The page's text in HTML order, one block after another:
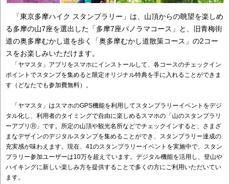
「東京多摩ハイク スタンプラリー」は、山頂からの眺望を楽しめ
る多摩の山7座を選出した「多摩7座パノラマコース」と、旧青梅街
道の奥多摩むかし道を歩く「奥多摩むかし道散策コース」の2コー
スをお楽しみいただけます。
「ヤマスタ」アプリをスマホにインストールして、各コースのチェックイン
ポイントでスタンプを集めると限定オリジナル特典を手に入れることができま
す（どなたでも参加費無料）。
「ヤマスタ」はスマホのGPS機能を利用してスタンプラリーイベントをデジ
タル化し、利用者のタイミングで自由に楽しめるスマホの「山のスタンプラリ
ーアプリⓇ」です。所定の山頂や観光名所などでチェックインすると、さまざ
まなデザインのデジタルスタンプを集めることができ、スタンプラリー達成の
充実感が味わえます。現在、41のスタンプラリーイベントを実施中で、スタン
プラリー参加ユーザーは10万を超えています。デジタル機能を活用し、登山や
ハイキングに新しい楽しみ方を提供することで多くの方にご利用いただいてい
ます。